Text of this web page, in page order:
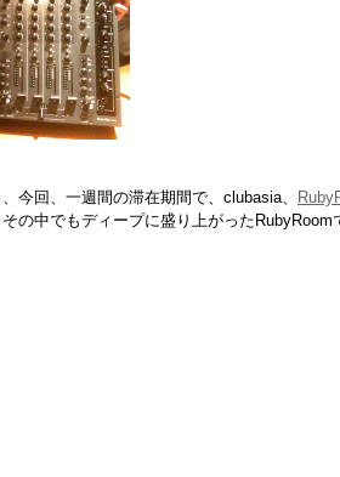
今回、一週間の滞在期間で、clubasia、
の中でもディープに盛り上がったRubyRoom